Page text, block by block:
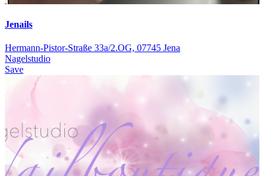
Jenails
Hermann-Pistor-Straße 33a/2.OG, 07745 Jena
Nagelstudio
Save